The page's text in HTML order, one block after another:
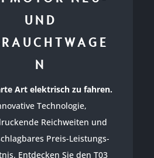
UND
N
Art elektrisch zu fahren.
Technologie,
Reichweiten und
Preis-Leistungs-
Entdecken Sie den T03